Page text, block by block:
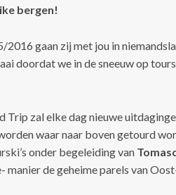
bergen!
2016 gaan zij met jou in
doordat we in de sneeuw op
Trip zal elke dag nieuwe
waar naar boven getourd
onder begeleiding van
manier de geheime parels van